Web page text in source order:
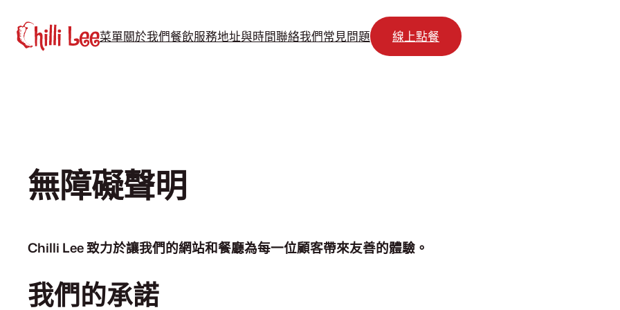
至
菜單關於我們餐飲服務地址與時間聯絡我們常見問題 線上點餐
無障礙聲明
Chilli Lee 致力於讓我們的網站和餐廳為每一位顧客帶來友善的體驗。
我們的承諾